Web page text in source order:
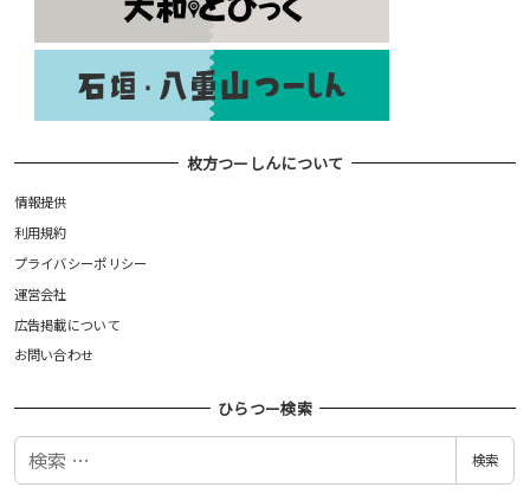
枚方つーしんについて
情報提供
利用規約
プライバシーポリシー
運営会社
広告掲載について
お問い合わせ
ひらつー検索
検
検索